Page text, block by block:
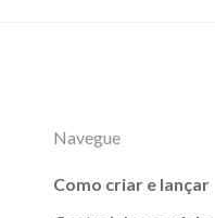
Navegue
Como criar e lançar